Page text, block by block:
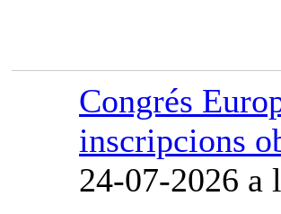
Congrés
inscripcions
24-07-2026 a